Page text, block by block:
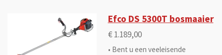
Efco DS 5300T bosmaaier
€ 1.189,00
• Bent u een veeleisende